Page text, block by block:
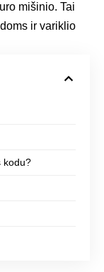
mišinio. Tai
ir variklio
kodu?